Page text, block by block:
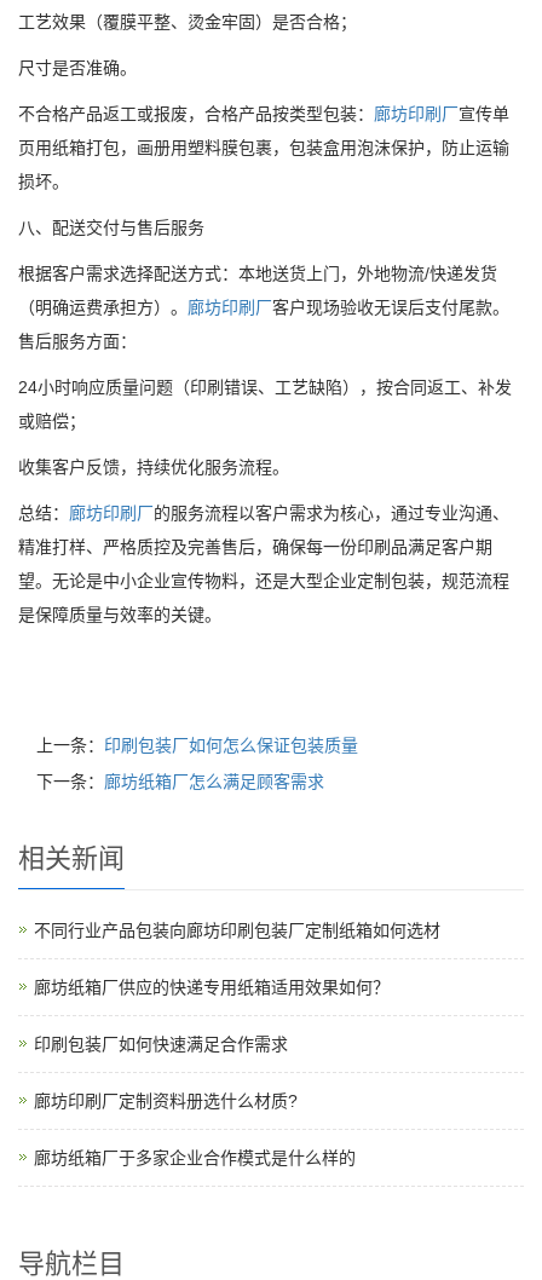
工艺效果（覆膜平整、烫金牢固）是否合格；
尺寸是否准确。
不合格产品返工或报废，合格产品按类型包装： 廊坊印刷厂宣传单
页用纸箱打包，画册用塑料膜包裹，包装盒用泡沫保护，防止运输
损坏。
八、配送交付与售后服务
根据客户需求选择配送方式：本地送货上门，外地物流/快递发货
（明确运费承担方）。 廊坊印刷厂客户现场验收无误后支付尾款。
售后服务方面：
24小时响应质量问题（印刷错误、工艺缺陷），按合同返工、补发
或赔偿；
收集客户反馈，持续优化服务流程。
总结： 廊坊印刷厂的服务流程以客户需求为核心，通过专业沟通、
精准打样、严格质控及完善售后，确保每一份印刷品满足客户期
望。无论是中小企业宣传物料，还是大型企业定制包装，规范流程
是保障质量与效率的关键。
上一条： 印刷包装厂如何怎么保证包装质量
下一条： 廊坊纸箱厂怎么满足顾客需求
相关新闻
不同行业产品包装向廊坊印刷包装厂定制纸箱如何选材
廊坊纸箱厂供应的快递专用纸箱适用效果如何？
印刷包装厂如何快速满足合作需求
廊坊印刷厂定制资料册选什么材质?
廊坊纸箱厂于多家企业合作模式是什么样的
导航栏目